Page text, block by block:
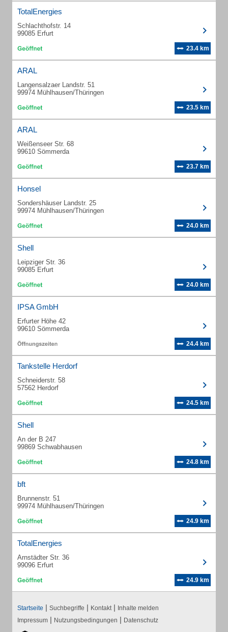
TotalEnergies
Schlachthofstr. 14
99085 Erfurt
23.4 km
ARAL
Langensalzaer Landstr. 51
99974 Mühlhausen/Thüringen
23.5 km
ARAL
Weißenseer Str. 68
99610 Sömmerda
23.7 km
Honsel
Sondershäuser Landstr. 25
99974 Mühlhausen/Thüringen
24.0 km
Shell
Leipziger Str. 36
99085 Erfurt
24.0 km
IPSA GmbH
Erfurter Höhe 42
99610 Sömmerda
24.4 km
Tankstelle Herdorf
Schneiderstr. 58
57562 Herdorf
24.5 km
Shell
An der B 247
99869 Schwabhausen
24.8 km
bft
Brunnenstr. 51
99974 Mühlhausen/Thüringen
24.9 km
TotalEnergies
Arnstädter Str. 36
99096 Erfurt
24.9 km
Startseite | Suchbegriffe | Kontakt | Inhalte melden
Impressum | Nutzungsbedingungen | Datenschutz